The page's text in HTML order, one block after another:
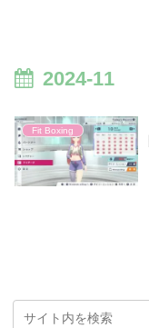
2024-11
Fit Boxing